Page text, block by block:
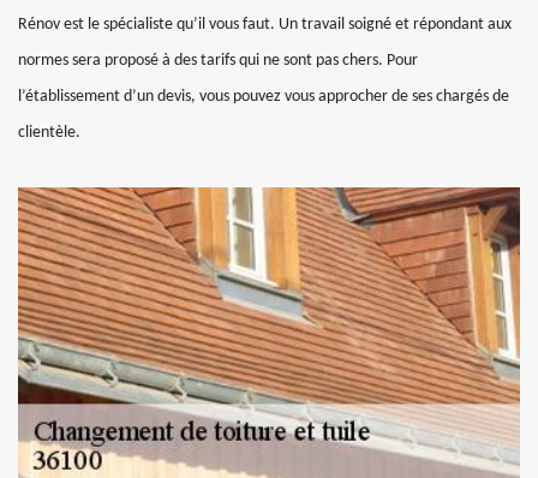
Rénov est le spécialiste qu’il vous faut. Un travail soigné et répondant aux
normes sera proposé à des tarifs qui ne sont pas chers. Pour
l’établissement d’un devis, vous pouvez vous approcher de ses chargés de
clientèle.